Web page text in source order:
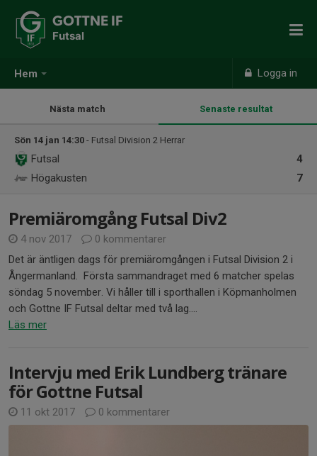
Hem Logga in
GOTTNE IF
Futsal
Nästa match Senaste resultat
Sön 14 jan 14:30 - Futsal Division 2 Herrar
4
Futsal
7
Högakusten
Premiäromgång Futsal Div2
4 nov 2017
0 kommentarer
Det är äntligen dags för premiäromgången i Futsal Division 2 i
Ångermanland. Första sammandraget med 6 matcher spelas
söndag 5 november. Vi håller till i sporthallen i Köpmanholmen
och Gottne IF Futsal deltar med två lag....
Läs mer
Intervju med Erik Lundberg tränare
för Gottne Futsal
11 okt 2017 0 kommentarer